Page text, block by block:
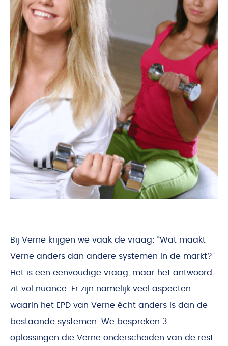
Bij Verne krijgen we vaak de vraag: “Wat maakt
Verne anders dan andere systemen in de markt?”
Het is een eenvoudige vraag, maar het antwoord
zit vol nuance. Er zijn namelijk veel aspecten
waarin het EPD van Verne écht anders is dan de
bestaande systemen. We bespreken 3
oplossingen die Verne onderscheiden van de rest